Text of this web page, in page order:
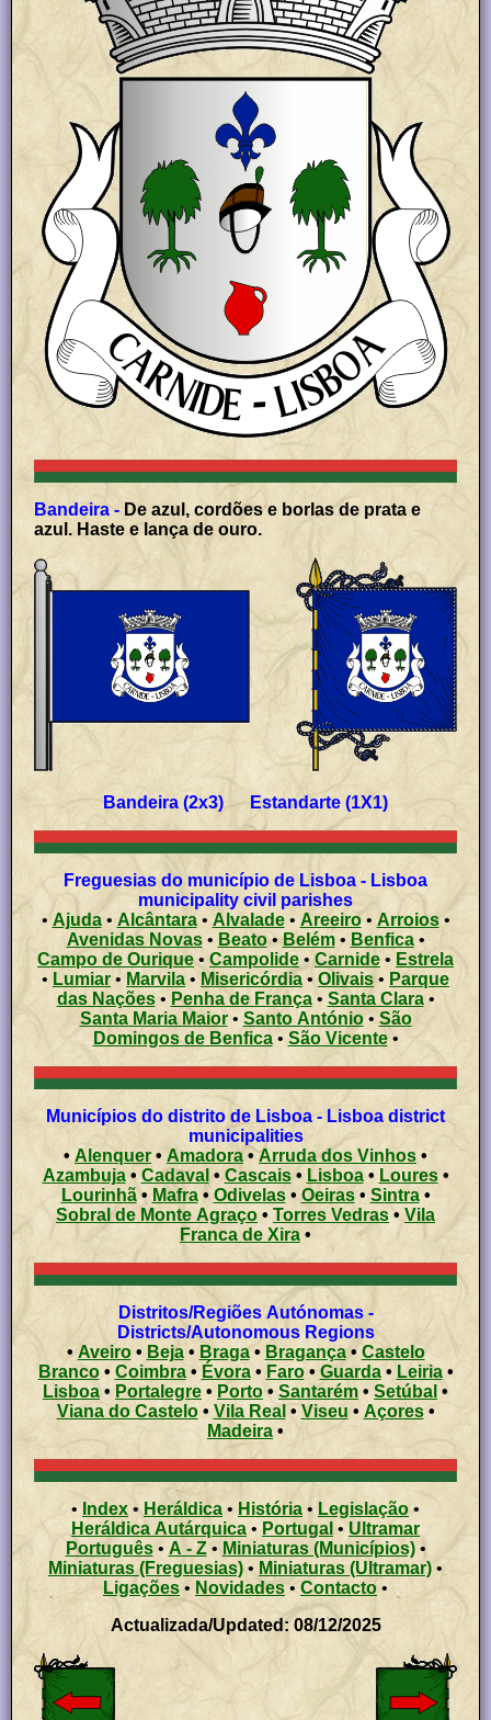
Bandeira - De azul, cordões e borlas de prata e
azul. Haste e lança de ouro.
Bandeira (2x3) Estandarte (1X1)
Freguesias do município de Lisboa - Lisboa
municipality civil parishes
• Ajuda• Alcântara• Alvalade• Areeiro • Arroios•
Avenidas Novas• Beato•Belém• Benfica•
Campo de Ourique • Campolide •Carnide • Estrela
• Lumiar • Marvila • Misericórdia • Olivais • Parque
das Nações • Penha de França• Santa Clara•
Santa Maria Maior• Santo António•São
Domingos de Benfica• São Vicente•
Municípios do distrito de Lisboa - Lisboa district
municipalities
• Alenquer • Amadora •Arruda dos Vinhos •
Azambuja• Cadaval • Cascais• Lisboa• Loures•
Lourinhã• Mafra•Odivelas• Oeiras• Sintra•
Sobral de Monte Agraço • Torres Vedras•Vila
Franca de Xira •
Distritos/Regiões Autónomas -
Districts/Autonomous Regions
• Aveiro• Beja• Braga• Bragança•Castelo
Branco• Coimbra• Évora• Faro• Guarda• Leiria•
Lisboa • Portalegre • Porto • Santarém • Setúbal •
Viana do Castelo• Vila Real •Viseu • Açores •
Madeira •
• Index • Heráldica • História • Legislação •
Heráldica Autárquica • Portugal •Ultramar
Português• A - Z• Miniaturas (Municípios)•
Miniaturas (Freguesias) • Miniaturas (Ultramar) •
Ligações • Novidades•Contacto•
Actualizada/Updated: 08/12/2025